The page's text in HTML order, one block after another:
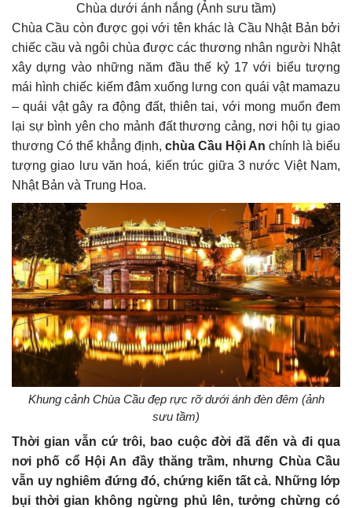
Chùa dưới ánh nắng (Ảnh sưu tầm)
Chùa Cầu còn được gọi với tên khác là Cầu Nhật Bản bởi
chiếc cầu và ngôi chùa được các thương nhân người Nhật
xây dựng vào những năm đầu thế kỷ 17 với biểu tượng
mái hình chiếc kiếm đâm xuống lưng con quái vật mamazu
– quái vật gây ra động đất, thiên tai, với mong muốn đem
lại sự bình yên cho mảnh đất thương cảng, nơi hội tụ giao
thương Có thể khẳng định, chùa Cầu Hội An chính là biểu
tượng giao lưu văn hoá, kiến trúc giữa 3 nước Việt Nam,
Nhật Bản và Trung Hoa.
Khung cảnh Chùa Cầu đẹp rực rỡ dưới ánh đèn đêm (ảnh
sưu tầm)
Thời gian vẫn cứ trôi, bao cuộc đời đã đến và đi qua
nơi phố cổ Hội An đầy thăng trầm, nhưng Chùa Cầu
vẫn uy nghiêm đứng đó, chứng kiến tất cả. Những lớp
bụi thời gian không ngừng phủ lên, tưởng chừng có